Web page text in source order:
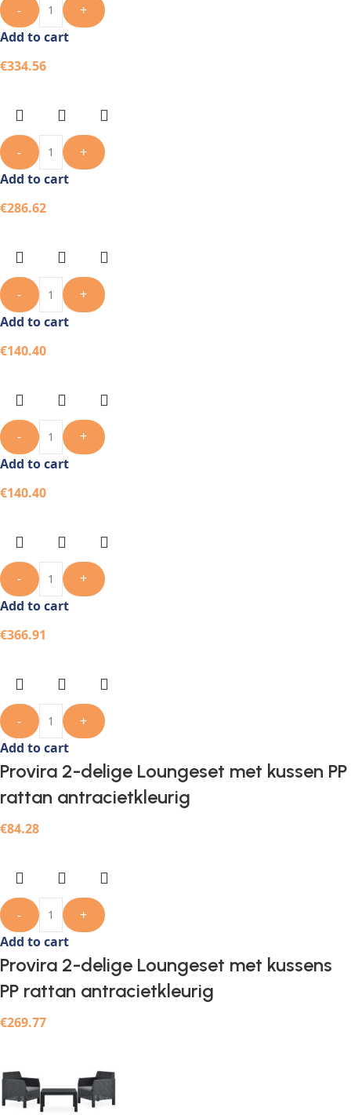
-
+
Add to cart
€334.56
-
+
Add to cart
€286.62
-
+
Add to cart
€140.40
-
+
Add to cart
€140.40
-
+
Add to cart
€366.91
-
+
Add to cart
Provira 2-delige Loungeset met kussen PP
rattan antracietkleurig
€84.28
-
+
Add to cart
Provira 2-delige Loungeset met kussens
PP rattan antracietkleurig
€269.77